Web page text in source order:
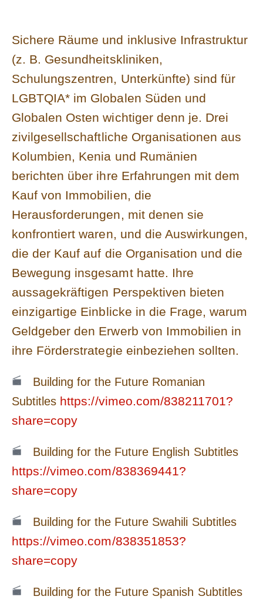
Sichere Räume und inklusive Infrastruktur
(z. B. Gesundheitskliniken,
Schulungszentren, Unterkünfte) sind für
LGBTQIA* im Globalen Süden und
Globalen Osten wichtiger denn je. Drei
zivilgesellschaftliche Organisationen aus
Kolumbien, Kenia und Rumänien
berichten über ihre Erfahrungen mit dem
Kauf von Immobilien, die
Herausforderungen, mit denen sie
konfrontiert waren, und die Auswirkungen,
die der Kauf auf die Organisation und die
Bewegung insgesamt hatte. Ihre
aussagekräftigen Perspektiven bieten
einzigartige Einblicke in die Frage, warum
Geldgeber den Erwerb von Immobilien in
ihre Förderstrategie einbeziehen sollten.
Building for the Future Romanian
Subtitles https://vimeo.com/838211701?
share=copy
Building for the Future English Subtitles
https://vimeo.com/838369441?
share=copy
Building for the Future Swahili Subtitles
https://vimeo.com/838351853?
share=copy
Building for the Future Spanish Subtitles